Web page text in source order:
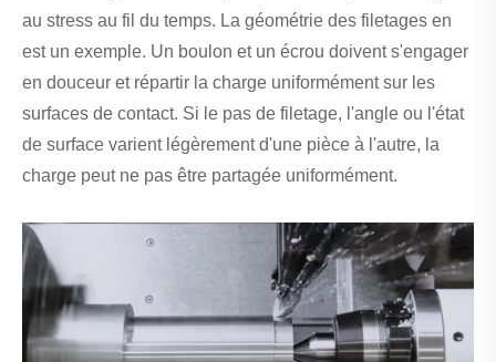
au stress au fil du temps. La géométrie des filetages en
est un exemple. Un boulon et un écrou doivent s'engager
en douceur et répartir la charge uniformément sur les
surfaces de contact. Si le pas de filetage, l'angle ou l'état
de surface varient légèrement d'une pièce à l'autre, la
charge peut ne pas être partagée uniformément.